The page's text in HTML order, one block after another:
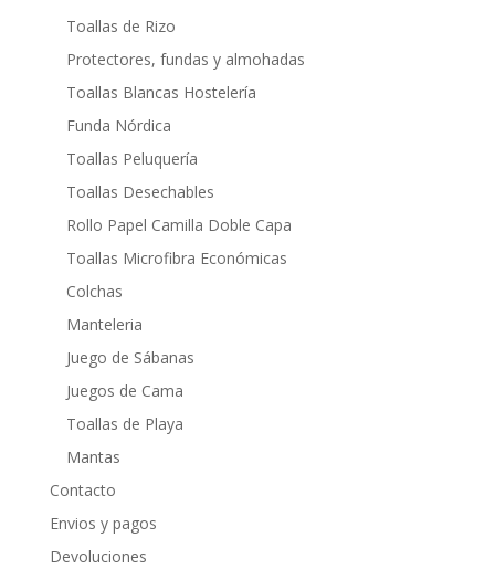
Toallas de Rizo
Protectores, fundas y almohadas
Toallas Blancas Hostelería
Funda Nórdica
Toallas Peluquería
Toallas Desechables
Rollo Papel Camilla Doble Capa
Toallas Microfibra Económicas
Colchas
Manteleria
Juego de Sábanas
Juegos de Cama
Toallas de Playa
Mantas
Contacto
Envios y pagos
Devoluciones